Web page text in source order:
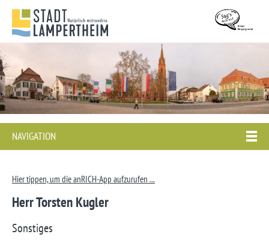
NAVIGATION
Hier tippen, um die anRICH-App aufzurufen ...
Herr Torsten Kugler
Sonstiges